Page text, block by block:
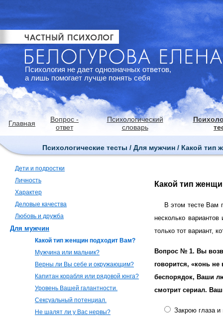
Психология не дает однозначных ответов,
а лишь помогает лучше понять себя
Главная
Вопрос -
ответ
Психологический
словарь
Психологические тесты / Для мужчин / Какой тип
Дети и подростки
Личность
Характер
Деловые качества
Любовь и дружба
Для мужчин
Какой тип женщин подходит Вам?
Мужчина или мальчик?
Верны ли Вы себе и окружающим?
Капитан корабля или рядовой юнга?
Уровень Вашей галантности.
Сексуальный потенциал.
Не шалят ли у Вас нервы?
Какой тип
В этом тесте Вам
несколько
только тот вариант,
Вопрос № 1. Вы
говорится, «конь
беспорядок, Ваши
смотрит сериал.
Закрою глаза